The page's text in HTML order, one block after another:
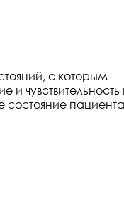
с которым
состояние